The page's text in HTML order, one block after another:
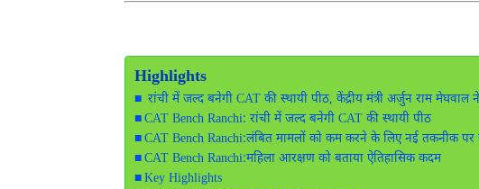
Highlights
रांची में जल्द बनेगी CAT की स्थायी पीठ, केंद्रीय मंत्री अर्जुन राम
CAT Bench Ranchi: रांची में जल्द बनेगी CAT की स्थायी पीठ
CAT Bench Ranchi:लंबित मामलों को कम करने के लिए नई तकनीक पर
CAT Bench Ranchi:महिला आरक्षण को बताया ऐतिहासिक कदम
Key Highlights